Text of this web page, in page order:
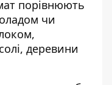
порівнюють
чи
деревини